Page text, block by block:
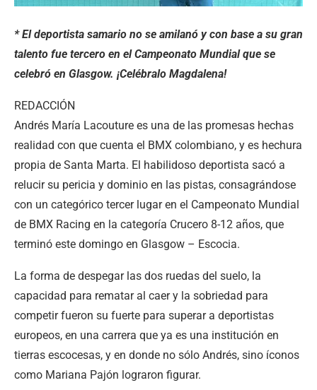
* El deportista samario no se amilanó y con base a su gran
talento fue tercero en el Campeonato Mundial que se
celebró en Glasgow. ¡Celébralo Magdalena!
REDACCIÓN
Andrés María Lacouture es una de las promesas hechas
realidad con que cuenta el BMX colombiano, y es hechura
propia de Santa Marta. El habilidoso deportista sacó a
relucir su pericia y dominio en las pistas, consagrándose
con un categórico tercer lugar en el Campeonato Mundial
de BMX Racing en la categoría Crucero 8-12 años, que
terminó este domingo en Glasgow – Escocia.
La forma de despegar las dos ruedas del suelo, la
capacidad para rematar al caer y la sobriedad para
competir fueron su fuerte para superar a deportistas
europeos, en una carrera que ya es una institución en
tierras escocesas, y en donde no sólo Andrés, sino íconos
como Mariana Pajón lograron figurar.